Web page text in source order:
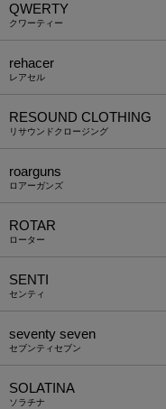
QWERTY
クワーティー
rehacer
レアセル
RESOUND CLOTHING
リサウンドクロージング
roarguns
ロアーガンズ
ROTAR
ローター
SENTI
センティ
seventy seven
セブンティセブン
SOLATINA
ソラチナ